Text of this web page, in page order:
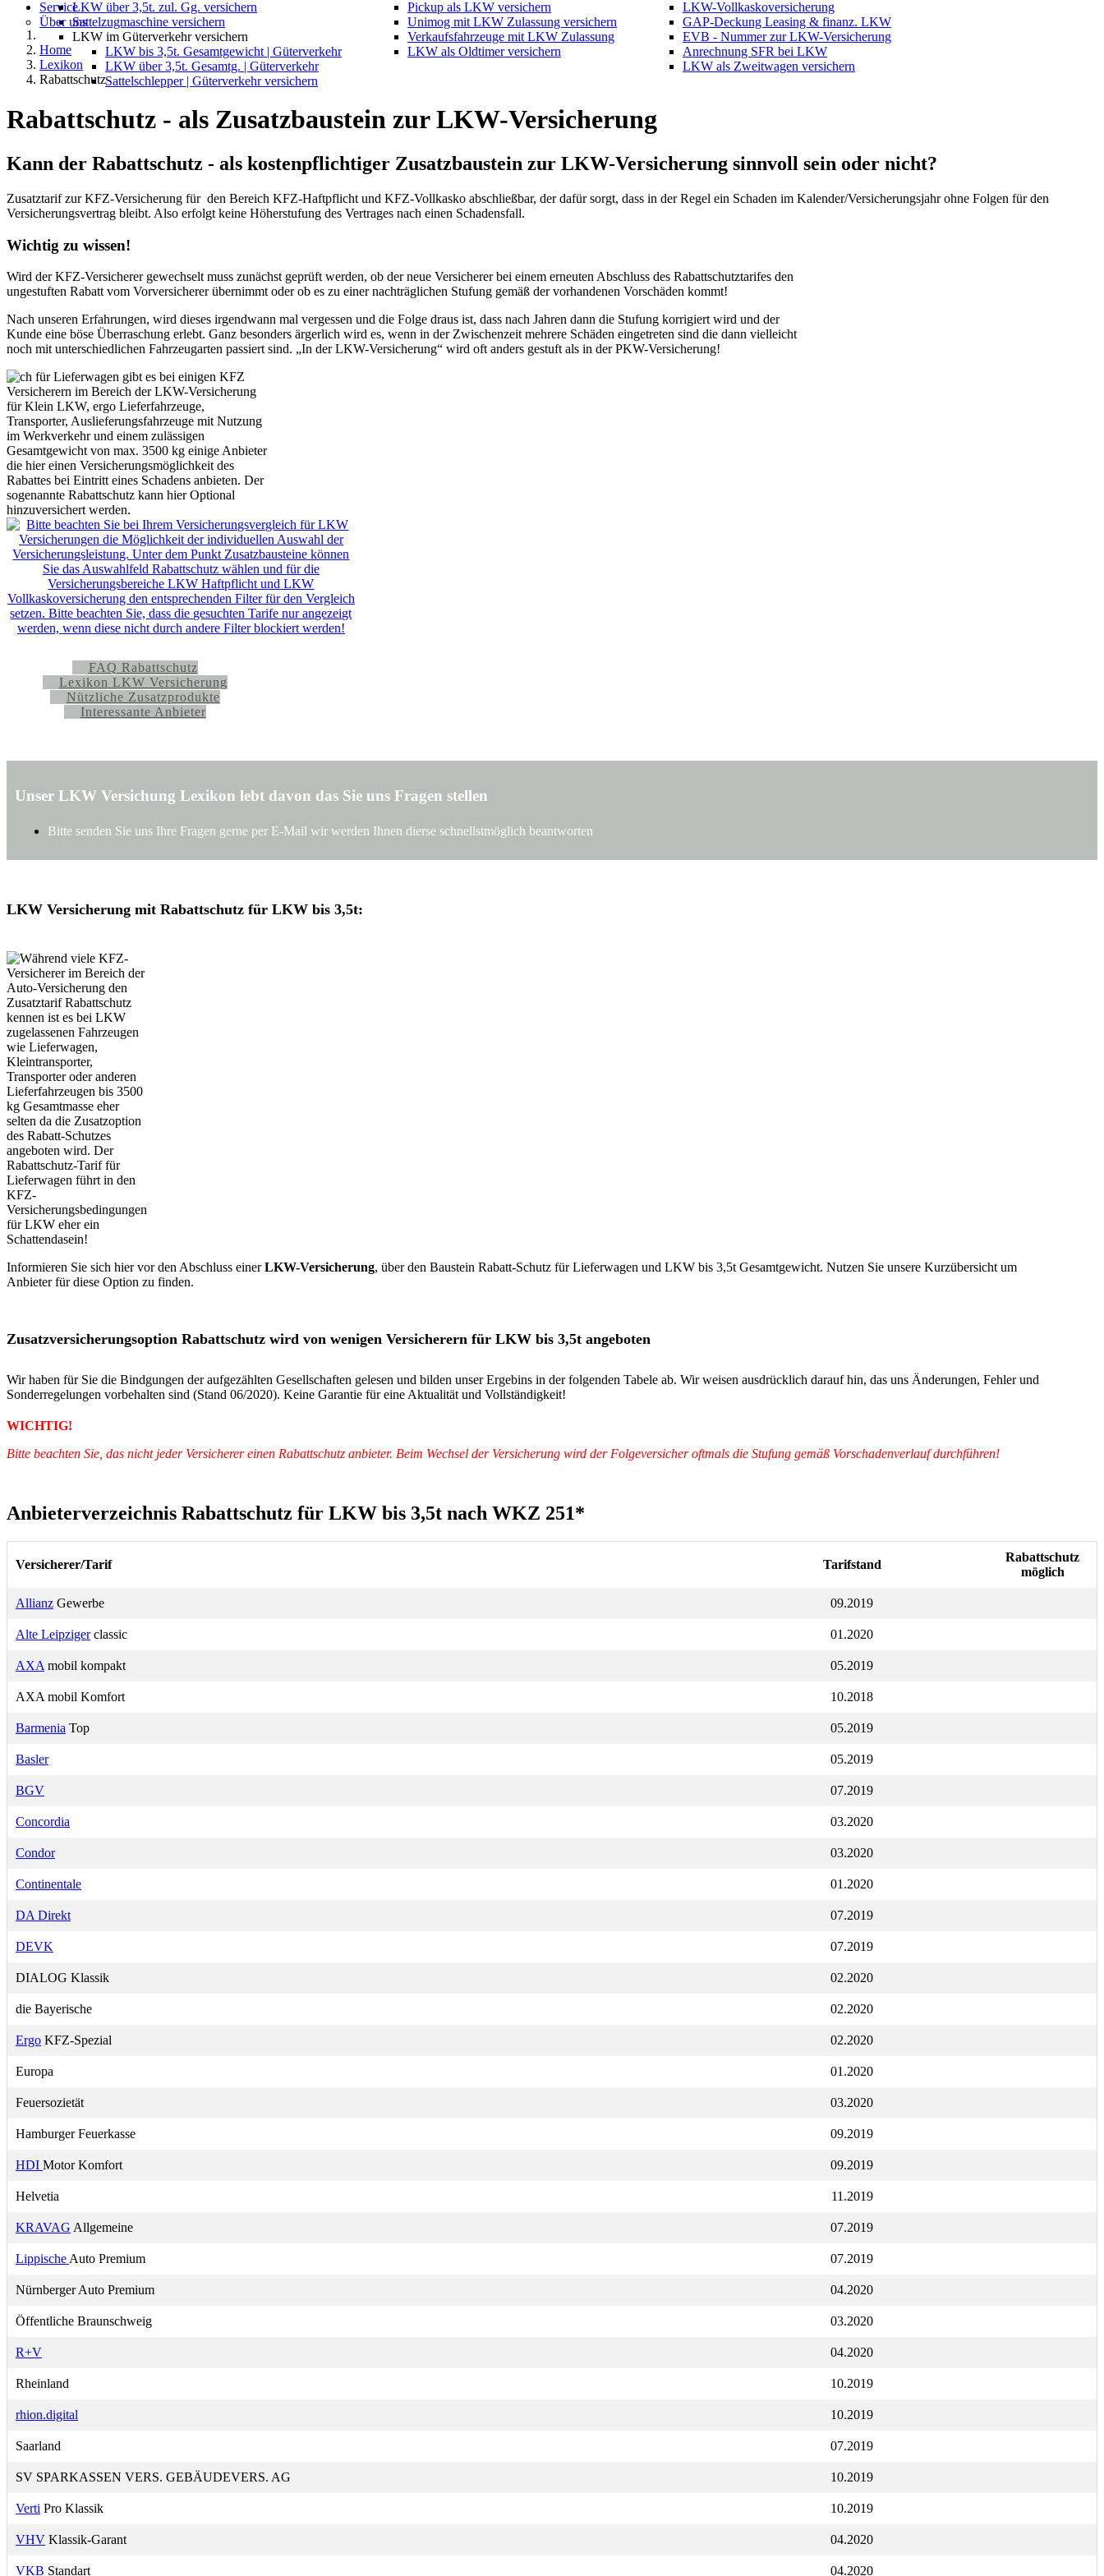
LKW über 3,5t. zul. Gg. versichern
Sattelzugmaschine versichern
LKW im Güterverkehr versichern
LKW bis 3,5t. Gesamtgewicht | Güterverkehr
LKW über 3,5t. Gesamtg. | Güterverkehr
Sattelschlepper | Güterverkehr versichern
Pickup als LKW versichern
Unimog mit LKW Zulassung versichern
Verkaufsfahrzeuge mit LKW Zulassung
LKW als Oldtimer versichern
LKW-Vollkaskoversicherung
GAP-Deckung Leasing & finanz. LKW
EVB - Nummer zur LKW-Versicherung
Anrechnung SFR bei LKW
LKW als Zweitwagen versichern
Service
Über uns
Home
Lexikon
Rabattschutz
Rabattschutz - als Zusatzbaustein zur LKW-Versicherung
Kann der Rabattschutz - als kostenpflichtiger Zusatzbaustein zur LKW-Versicherung sinnvoll sein oder nicht?
Zusatztarif zur KFZ-Versicherung für den Bereich KFZ-Haftpflicht und KFZ-Vollkasko abschließbar, der dafür sorgt, dass in der Regel ein Schaden im Kalender/Versicherungsjahr ohne Folgen für den
Versicherungsvertrag bleibt. Also erfolgt keine Höherstufung des Vertrages nach einen Schadensfall.
Wichtig zu wissen!
Wird der KFZ-Versicherer gewechselt muss zunächst geprüft werden, ob der neue Versicherer bei einem erneuten Abschluss des Rabattschutztarifes den
ungestuften Rabatt vom Vorversicherer übernimmt oder ob es zu einer nachträglichen Stufung gemäß der vorhandenen Vorschäden kommt!
Nach unseren Erfahrungen, wird dieses irgendwann mal vergessen und die Folge draus ist, dass nach Jahren dann die Stufung korrigiert wird und der
Kunde eine böse Überraschung erlebt. Ganz besonders ärgerlich wird es, wenn in der Zwischenzeit mehrere Schäden eingetreten sind die dann vielleicht
noch mit unterschiedlichen Fahrzeugarten passiert sind. „In der LKW-Versicherung“ wird oft anders gestuft als in der PKW-Versicherung!
FAQ Rabattschutz
Lexikon LKW Versicherung
Nützliche Zusatzprodukte
Interessante Anbieter
Unser LKW Versichung Lexikon lebt davon das Sie uns Fragen stellen
Bitte senden Sie uns Ihre Fragen gerne per E-Mail wir werden Ihnen dierse schnellstmöglich beantworten
LKW Versicherung mit Rabattschutz für LKW bis 3,5t:
Informieren Sie sich hier vor den Abschluss einerLKW-Versicherung, über den Baustein Rabatt-Schutz für Lieferwagen und LKW bis 3,5t Gesamtgewicht. Nutzen Sie unsere Kurzübersicht um
Anbieter für diese Option zu finden.
Zusatzversicherungsoption Rabattschutz wird von wenigen Versicherern für LKW bis 3,5t angeboten
Wir haben für Sie die Bindgungen der aufgezählten Gesellschaften gelesen und bilden unser Ergebins in der folgenden Tabele ab. Wir weisen ausdrücklich darauf hin, das uns Änderungen, Fehler und
Sonderregelungen vorbehalten sind (Stand 06/2020). Keine Garantie für eine Aktualität und Vollständigkeit!
WICHTIG!
Bitte beachten Sie, das nicht jeder Versicherer einen Rabattschutz anbieter. Beim Wechsel der Versicherung wird der Folgeversicher oftmals die Stufung gemäß Vorschadenverlauf durchführen!
Anbieterverzeichnis Rabattschutz für LKW bis 3,5t nach WKZ 251*
Versicherer/Tarif Tarifstand
Rabattschutz
möglich
Allianz Gewerbe 09.2019
Alte Leipzigerclassic 01.2020
AXA mobil kompakt 05.2019
AXA mobil Komfort 10.2018
Barmenia Top 05.2019
Basler 05.2019
BGV 07.2019
Concordia 03.2020
Condor 03.2020
Continentale 01.2020
DA Direkt 07.2019
DEVK 07.2019
DIALOG Klassik 02.2020
die Bayerische 02.2020
Ergo KFZ-Spezial 02.2020
Europa 01.2020
Feuersozietät 03.2020
Hamburger Feuerkasse 09.2019
HDI Motor Komfort 09.2019
Helvetia 11.2019
KRAVAG Allgemeine 07.2019
Lippische Auto Premium 07.2019
Nürnberger Auto Premium 04.2020
Öffentliche Braunschweig 03.2020
R+V 04.2020
Rheinland 10.2019
rhion.digital 10.2019
Saarland 07.2019
SV SPARKASSEN VERS. GEBÄUDEVERS. AG 10.2019
Verti Pro Klassik 10.2019
VHV Klassik-Garant 04.2020
VKB Standart 04.2020